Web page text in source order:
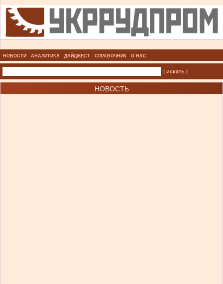
НОВОСТИ АНАЛИТИКА ДАЙДЖЕСТ СПРАВОЧНИК О НАС
| искать |
НОВОСТЬ